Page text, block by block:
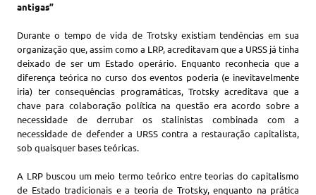
antigas”
Durante o tempo de vida de Trotsky existiam tendências em sua
organização que, assim como a LRP, acreditavam que a URSS já tinha
deixado de ser um Estado operário. Enquanto reconhecia que a
diferença teórica no curso dos eventos poderia (e inevitavelmente
iria) ter consequências programáticas, Trotsky acreditava que a
chave para colaboração política na questão era acordo sobre a
necessidade de derrubar os stalinistas combinada com a
necessidade de defender a URSS contra a restauração capitalista,
sob quaisquer bases teóricas.
A LRP buscou um meio termo teórico entre teorias do capitalismo
de Estado tradicionais e a teoria de Trotsky, enquanto na prática